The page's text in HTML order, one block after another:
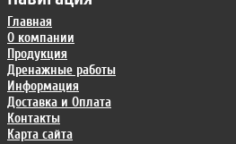
Главная
О компании
Продукция
Дренажные работы
Информация
Доставка и Оплата
Контакты
Карта сайта